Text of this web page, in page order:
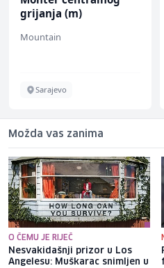
grijanja (m)
Mountain
Sarajevo
Možda vas zanima
O ČEMU JE RIJEČ
Nesvakidašnji prizor u Los
Angelesu: Muškarac snimljen u